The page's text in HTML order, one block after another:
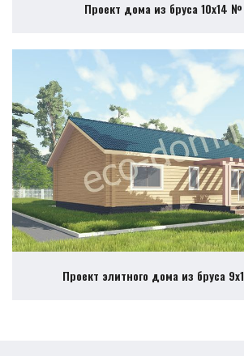
Проект дома из бруса 10х14
Проект элитного дома из бруса